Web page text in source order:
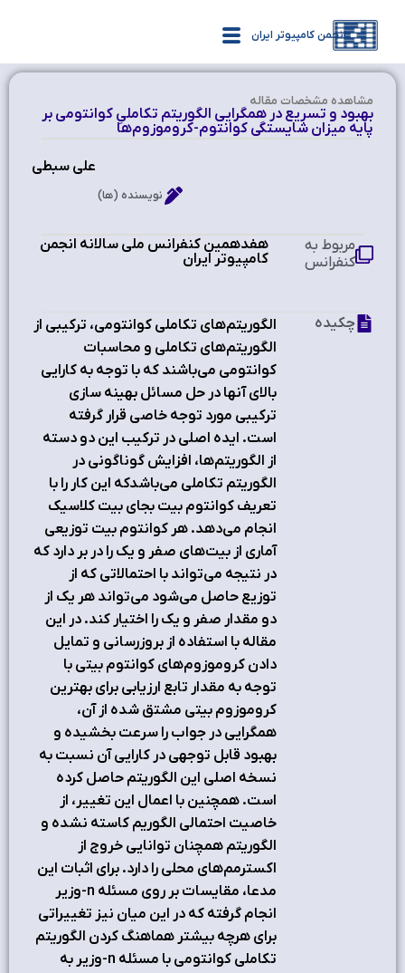
انجمن کامپیوتر ایران
مشاهده‌ مشخصات مقاله
بهبود و تسریع در همگرایی الگوریتم تکاملیِ کوانتومی بر
پایه میزان شایستگی کوانتوم-کروموزوم‌ها
علی سبطی
نویسنده (ها)
هفدهمین کنفرانس ملی سالانه انجمن
کامپیوتر ایران ‫
مربوط به
کنفرانس
الگوریتم‌های تکاملی کوانتومی، ترکیبی از
الگوریتم‌های تکاملی و محاسبات
کوانتومی می‌باشند که با توجه به کارایی
بالای آنها در حل مسائل بهینه سازی
ترکیبی مورد توجه خاصی قرار گرفته
است. ایده اصلی در ترکیب این دو دسته
از الگوریتم‌ها، افزایش گوناگونی در
الگوریتم تکاملی می‌باشدکه این کار را با
تعریف کوانتوم بیت بجای بیت کلاسیک
انجام می‌دهد. هر کوانتوم بیت توزیعی
آماری از بیت‌های صفر و یک را در بر دارد که
در نتیجه می‌تواند با احتمالاتی که از
توزیع حاصل می‌شود می‌تواند هر یک از
دو مقدار صفر و یک را اختیار کند. در این
مقاله با استفاده از بروزرسانی و تمایل
دادن کروموزوم‌های کوانتوم بیتی با
توجه به مقدار تابع ارزیابی برای بهترین
کروموزوم بیتی مشتق شده از آن،
همگرایی در جواب را سرعت بخشیده و
بهبود قابل توجهی در کارایی آن نسبت به
نسخه اصلی این الگوریتم حاصل کرده
است. همچنین با اعمال این تغییر، از
خاصیت احتمالی الگوریم کاسته نشده و
الگوریتم همچنان توانایی خروج از
اکسترمم‌های محلی را دارد. برای اثبات این
مدعا، مقایسات بر روی مسئله n-وزیر
انجام گرفته که در این میان نیز تغییراتی
برای هرچه بیشتر هماهنگ کردن الگوریتم
تکاملی کوانتومی با مسئله n-وزیر به
چکیده